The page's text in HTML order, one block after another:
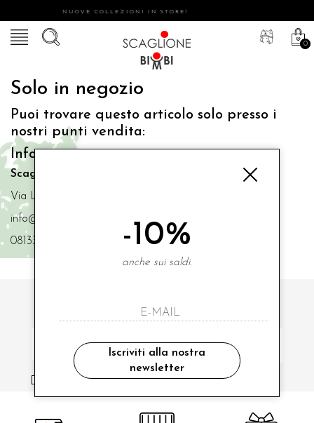
NUOVE COLLEZIONI IN STORE!
0
Solo in negozio
Puoi trovare questo articolo solo presso i
nostri punti vendita:
Info contatti
Scaglione Bimbi di Iacono Maria Angela
Via Luigi Mazzella,73 80077 Ischia
info@scaglionebimbi.com
0813331162
ISCRIVITI ALLA NOSTRA NEWSLETTER
ho letto ed accettato le condizioni sulla privacy.
-10%
anche sui saldi.
Iscriviti alla nostra
newsletter